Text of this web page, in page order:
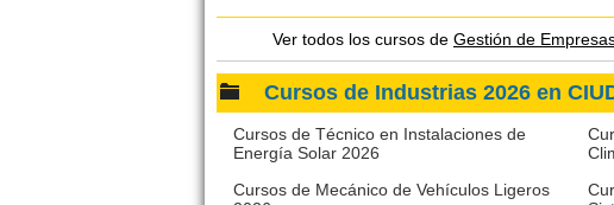
Ver todos los cursos de Gestión de
Cursos de Industrias 2026 en
Cursos de Técnico en Instalaciones de
Energía Solar 2026
Cursos de Mecánico de Vehículos Ligeros